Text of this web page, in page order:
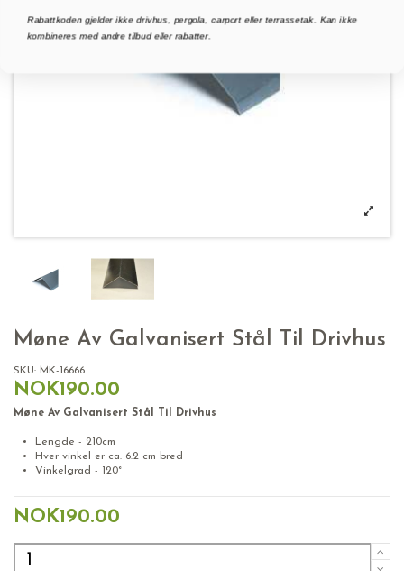
Møne Av Galvanisert Stål Til Drivhus
SKU: MK-16666
NOK190.00
Møne Av Galvanisert Stål Til Drivhus
Lengde - 210cm
Hver vinkel er ca. 6.2 cm bred
Vinkelgrad - 120°
NOK190.00
Rabattkoden gjelder ikke drivhus, pergola, carport eller terrassetak. Kan ikke
kombineres med andre tilbud eller rabatter.